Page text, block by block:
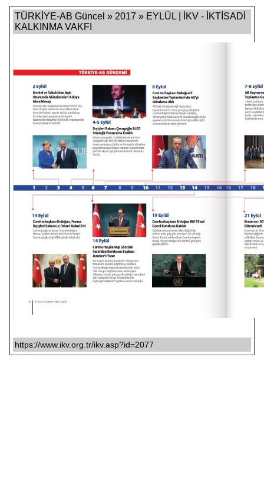
TÜRKİYE-AB Güncel » 2017 » EYLÜL | İKV - İKTİSADİ
KALKINMA VAKFI
https://www.ikv.org.tr/ikv.asp?id=2077